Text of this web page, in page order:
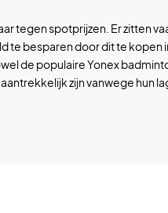
tegen spotprijzen. Er zitten
te besparen door dit te kopen
de populaire Yonex
zijn vanwege hun